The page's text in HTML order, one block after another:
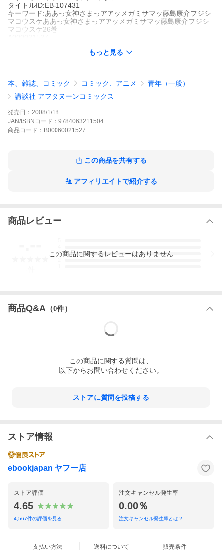
タイトルID:EB-107431
キーワード:ああっ女神さまっアアッメガミサマッ藤島康介フジシ
マコウスケああっ女神さまっアアッメガミサマッ藤島康介フジシ
マコウスケ26巻
ーリー ラブコメ 学園
アフタヌーン
“戦う翼”リンドvs.“大魔界長”ヒルド!互角の闘いを繰り広げていた2
人だったが、そんなとき天使喰いが暴走しはじめてしまった!!逃げ
たヒルドをよそに破壊をしつづける天使喰いを止めるため、倒そ
うとするリンドに対し、ベルダンディーは天使喰いを魔界へと還
そうと提案するが……!?(※デジタル版は書籍版と比べ、一部に掲
載内容が異なる巻もございますが、ご了承下さい。)
もっと見る
本、雑誌、コミック コミック、アニメ
青年（一般）
講談社 アフタヌーンコミックス
発売日： 2008/1/18
JAN/ISBNコード： 9784063211504
商品 コード： B00060021527
この商品を共有する
アフィリエイトで紹介する
商品レビュー
3
この商品に関するレビューはありません
商品Q&A （0件）
この商品に関する質問は、
以下からお問い合わせください。
ストアに質問を投稿する
ストア情報
ebookjapan ヤフー店
ストア評価
4.65
4,567件の評価を見る
注文キャンセル発生率
0.00％
注文キャンセル発生率とは？
支払い方法 送料について 販売条件